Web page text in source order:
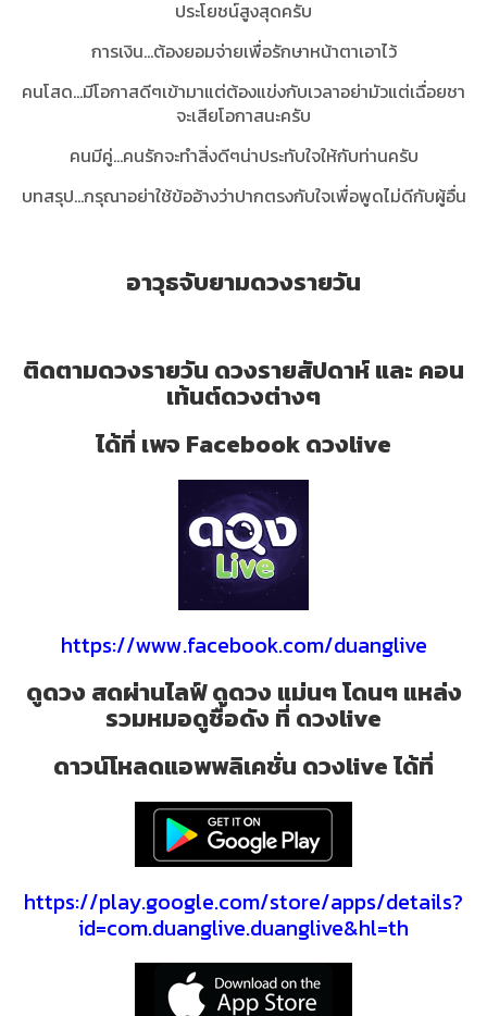
ประโยชน์สูงสุดครับ
การเงิน...ต้องยอมจ่ายเพื่อรักษาหน้าตาเอาไว้
คนโสด...มีโอกาสดีๆเข้ามาแต่ต้องแข่งกับเวลาอย่ามัวแต่เฉื่อยชา
จะเสียโอกาสนะครับ
คนมีคู่...คนรักจะทำสิ่งดีๆน่าประทับใจให้กับท่านครับ
บทสรุป...กรุณาอย่าใช้ข้ออ้างว่าปากตรงกับใจเพื่อพูดไม่ดีกับผู้อื่น
อาวุธจับยามดวงรายวัน
ติดตามดวงรายวัน ดวงรายสัปดาห์ และ คอน
เท้นต์ดวงต่างๆ
ได้ที่ เพจ Facebook ดวงlive
https://www.facebook.com/duanglive
ดูดวง สดผ่านไลฟ์ ดูดวง แม่นๆ โดนๆ แหล่ง
รวมหมอดูชื่อดัง ที่ ดวงlive
ดาวน์โหลดแอพพลิเคชั่น ดวงlive ได้ที่
https://play.google.com/store/apps/details?
id=com.duanglive.duanglive&hl=th